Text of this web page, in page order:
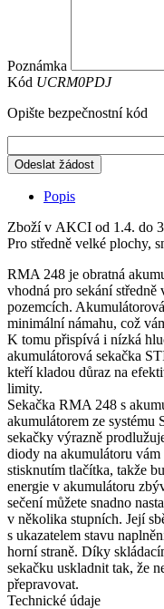
Poznámka
Kód UCRM0PDJ
Opište bezpečnostní kód
Odeslat žádost
Popis
Zboží v AKCI od 1.4. do
Pro středně velké plochy,
RMA 248 je obratná
vhodná pro sekání
pozemcích.
minimální námahu, což
K tomu přispívá i nízká
akumulátorová sekačka
kteří kladou důraz na
limity.
Sekačka RMA 248 s
akumulátorem ze
sekačky výrazně
diody na akumulátoru
stisknutím tlačítka, takže
energie v akumulátoru
sečení můžete snadno
v několika stupních. Její
s ukazatelem stavu
horní straně. Díky
sekačku uskladnit tak, že
přepravovat.
Technické údaje